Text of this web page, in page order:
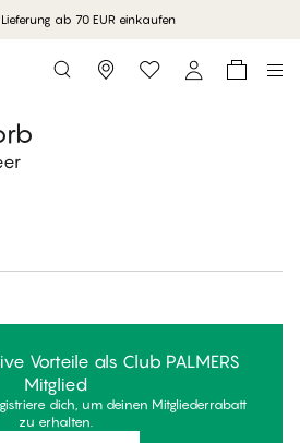
ab 70 EUR einkaufen
Storefinder
Vorteile als Club PALMERS
Mitglied
dich, um deinen Mitgliederrabatt
zu erhalten.